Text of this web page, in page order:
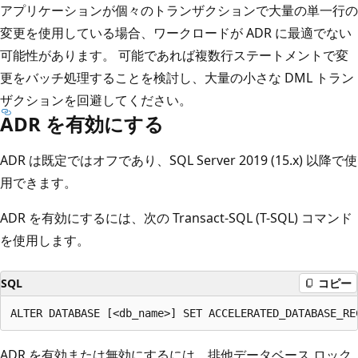
アプリケーションが個々のトランザクションで大量の単一行の
変更を使用している場合、ワークロードが ADR に最適でない
可能性があります。 可能であれば複数行ステートメントで変
更をバッチ処理することを検討し、大量の小さな DML トラン
ザクションを回避してください。
ADR を有効にする
ADR は既定ではオフであり、SQL Server 2019 (15.x) 以降で使
用できます。
ADR を有効にするには、次の Transact-SQL (T-SQL) コマンド
を使用します。
SQL コピー
ADR を有効または無効にするには、排他データベース ロック